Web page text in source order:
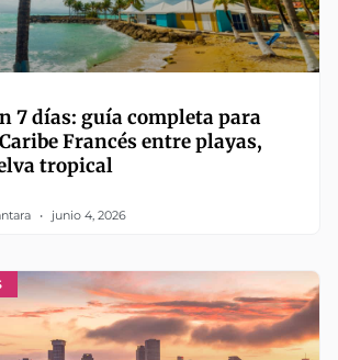
7 días: guía completa para
Francés entre playas,
tropical
junio 4, 2026